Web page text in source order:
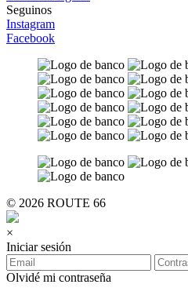
Seguinos
Instagram
Facebook
© 2026 ROUTE 66
×
Iniciar sesión
Olvidé mi contraseña